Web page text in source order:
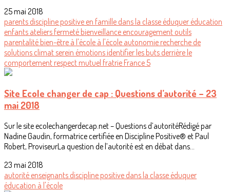
25 mai 2018
parents discipline positive en famille dans la classe éduquer éducation
enfants ateliers fermeté bienveillance encouragement outils
parentalité bien-être à l'école à l'école autonomie recherche de
solutions climat serein émotions identifier les buts derrière le
comportement respect mutuel fratrie France 5
Site Ecole changer de cap : Questions d’autorité – 23
mai 2018
Sur le site ecolechangerdecap.net – Questions d’autoritéRédigé par
Nadine Gaudin, formatrice certifiée en Discipline Positive® et Paul
Robert, ProviseurLa question de l’autorité est en débat dans...
23 mai 2018
autorité enseignants discipline positive dans la classe éduquer
éducation à l'école